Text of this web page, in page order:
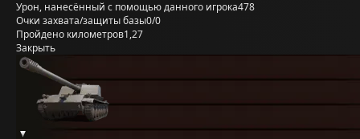
Урон, нанесённый с помощью данного игрока478
Очки захвата/защиты базы0/0
Пройдено километров1,27
Закрыть